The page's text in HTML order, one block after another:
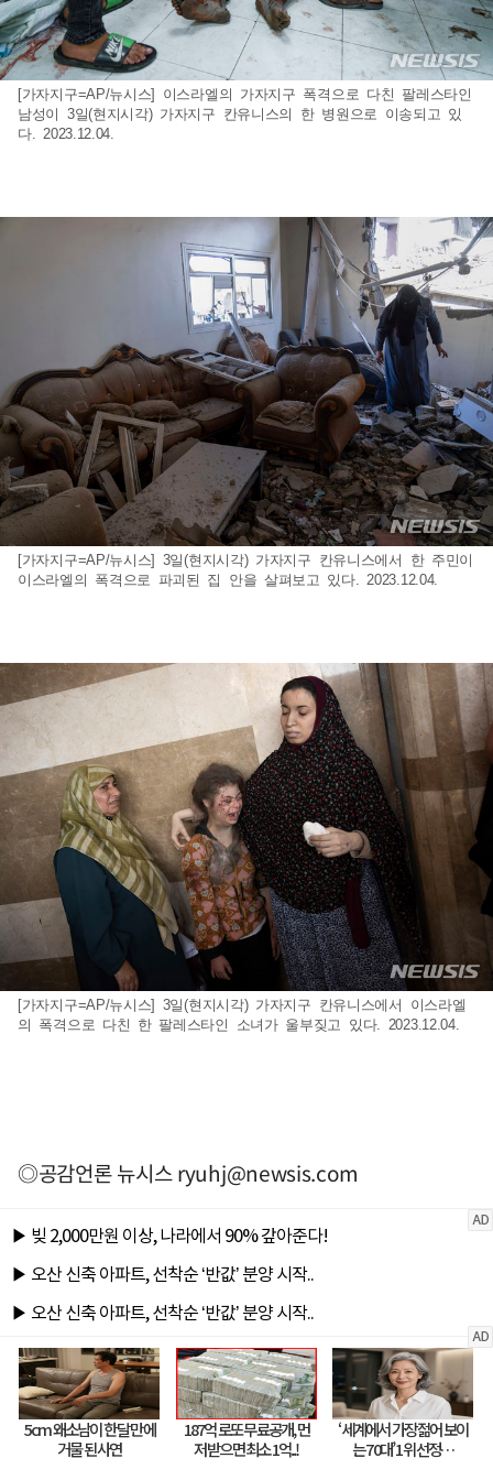
[가자지구=AP/뉴시스] 이스라엘의 가자지구 폭격으로 다친 팔레스타인
남성이 3일(현지시각) 가자지구 칸유니스의 한 병원으로 이송되고 있
다. 2023.12.04.
[가자지구=AP/뉴시스] 3일(현지시각) 가자지구 칸유니스에서 한 주민이
이스라엘의 폭격으로 파괴된 집 안을 살펴보고 있다. 2023.12.04.
[가자지구=AP/뉴시스] 3일(현지시각) 가자지구 칸유니스에서 이스라엘
의 폭격으로 다친 한 팔레스타인 소녀가 울부짖고 있다. 2023.12.04.
◎공감언론 뉴시스ryuhj@newsis.com